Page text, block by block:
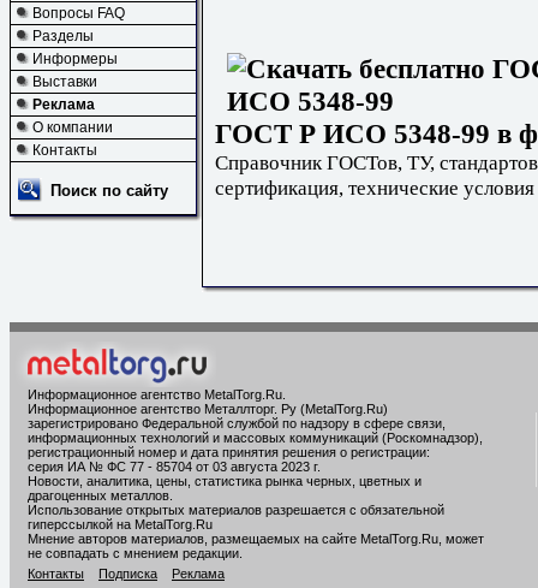
Вопросы FAQ
Разделы
Информеры
Выставки
Реклама
О компании
Контакты
Поиск по сайту
ГОСТ Р ИСО 5348-99 в
Справочник ГОСТов, ТУ,
сертификация, технические условия
Информационное агентство MetalTorg.Ru
Информационное агентство Металлторг. Ру (MetalTorg.Ru)
зарегистрировано Федеральной службой по надзору в сфере связи,
информационных технологий и массовых коммуникаций (Роскомнадзор),
регистрационный номер и дата принятия решения о регистрации:
серия ИА № ФС 77 - 85704 от 03 августа 2023 г.
Новости, аналитика, цены, статистика рынка черных, цветных и
драгоценных металлов.
Использование открытых материалов разрешается с обязательной
гиперссылкой на MetalTorg.Ru
Мнение авторов материалов, размещаемых на сайте MetalTorg.Ru, может
не совпадать с мнением редакции.
Контакты
Подписка Реклама